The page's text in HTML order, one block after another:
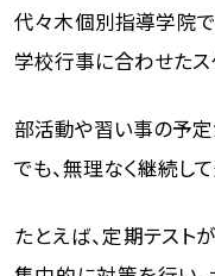
代々木個別指導学院
学校行事に合わせたス
部活動や習い事の予
でも、無理なく継続し
たとえば、定期テス